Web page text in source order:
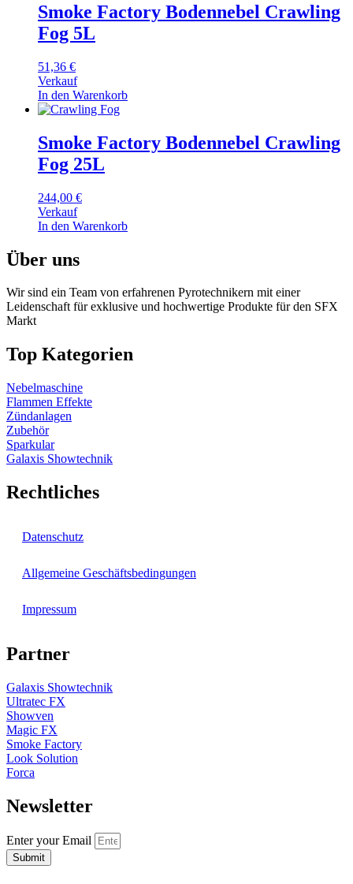
Smoke Factory Bodennebel Crawling
Fog 5L
51,36 €
Verkauf
In den Warenkorb
Smoke Factory Bodennebel Crawling
Fog 25L
244,00 €
Verkauf
In den Warenkorb
Über uns
Wir sind ein Team von erfahrenen Pyrotechnikern mit einer
Leidenschaft für exklusive und hochwertige Produkte für den SFX
Markt
Top Kategorien
Nebelmaschine
Flammen Effekte
Zündanlagen
Zubehör
Sparkular
Galaxis Showtechnik
Rechtliches
Datenschutz
Allgemeine Geschäftsbedingungen
Impressum
Partner
Galaxis Showtechnik
Ultratec FX
Showven
Magic FX
Smoke Factory
Look Solution
Forca
Newsletter
Enter your Email
Submit